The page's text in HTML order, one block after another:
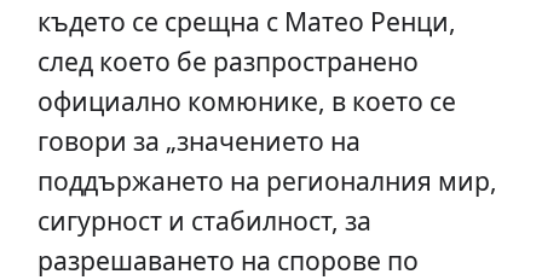
където се срещна с Матео Ренци,
след което бе разпространено
официално комюнике, в което се
говори за „значението на
поддържането на регионалния мир,
сигурност и стабилност, за
разрешаването на спорове по